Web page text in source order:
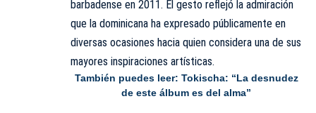
barbadense en 2011. El gesto reflejó la admiración
que la dominicana ha expresado públicamente en
diversas ocasiones hacia quien considera una de sus
mayores inspiraciones artísticas.
También puedes leer: Tokischa: “La desnudez
de este álbum es del alma”